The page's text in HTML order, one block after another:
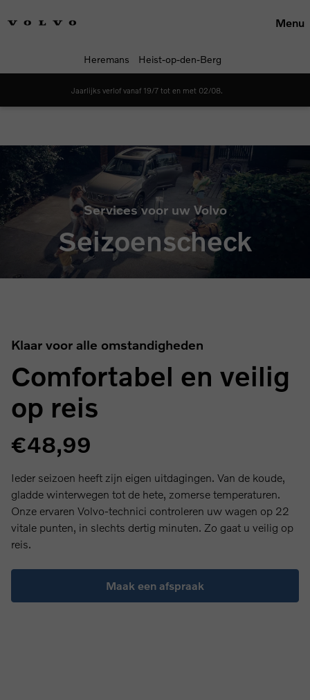
Menu
Heremans Heist-op-den-Berg
Jaarlijks verlof vanaf 19/7 tot en met 02/08.
Services voor uw Volvo
Seizoenscheck
Klaar voor alle omstandigheden
Comfortabel en veilig
op reis
€48,99
Ieder seizoen heeft zijn eigen uitdagingen. Van de koude,
gladde winterwegen tot de hete, zomerse temperaturen.
Onze ervaren Volvo-technici controleren uw wagen op 22
vitale punten, in slechts dertig minuten. Zo gaat u veilig op
reis.
Maak een afspraak